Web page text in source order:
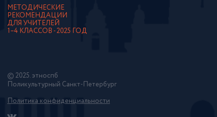
МЕТОДИЧЕСКИЕ
РЕКОМЕНДАЦИИ
ДЛЯ УЧИТЕЛЕЙ
1–4 КЛАССОВ - 2025 ГОД
© 2025. этноспб
Поликультурный Санкт-Петербург
Политика конфиденциальности